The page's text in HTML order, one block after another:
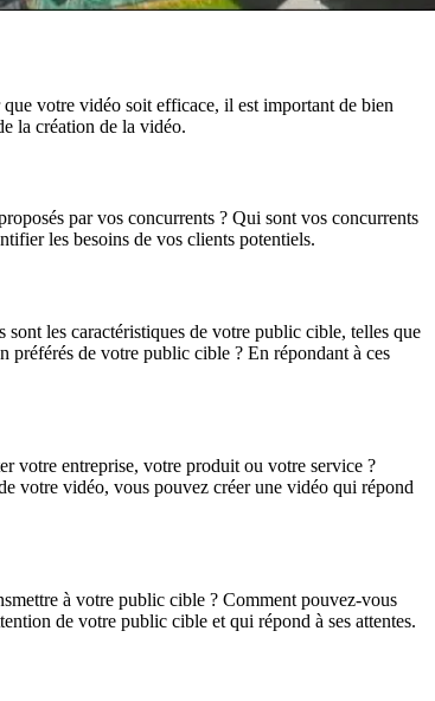
votre vidéo soit efficace, il est important de bien
la création de la vidéo.
par vos concurrents ? Qui sont vos concurrents
les besoins de vos clients potentiels.
les caractéristiques de votre public cible, telles que
préférés de votre public cible ? En répondant à ces
votre entreprise, votre produit ou votre service ?
votre vidéo, vous pouvez créer une vidéo qui répond
à votre public cible ? Comment pouvez-vous
de votre public cible et qui répond à ses attentes.